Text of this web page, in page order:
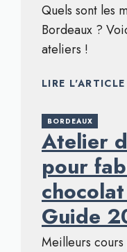
Quels sont les
Bordeaux ?
ateliers !
LIRE L'ARTICLE
BORDEAUX
Atelier
pour
Guide
Meilleurs